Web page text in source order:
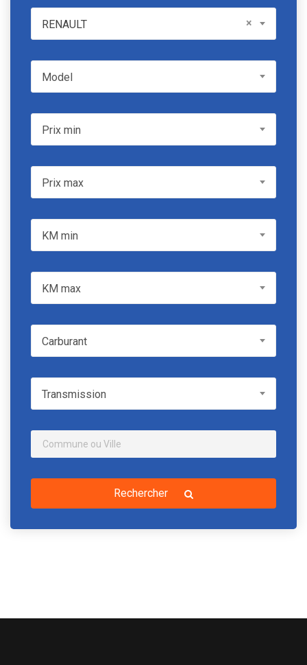
RENAULT ×
RENAULT
ModelModel
Prix minPrix min
Prix maxPrix max
KM min
KM max
CarburantCarburant
TransmissionTransmission
Rechercher